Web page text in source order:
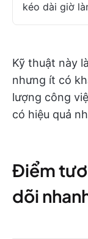
kéo dài giờ
Kỹ thuật này
nhưng ít có
lượng công
có hiệu quả
Điểm
dõi